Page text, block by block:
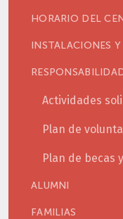
HORARIO DEL
INSTALACIONES
Actividades
Plan de
Plan de becas
ALUMNI
FAMILIAS